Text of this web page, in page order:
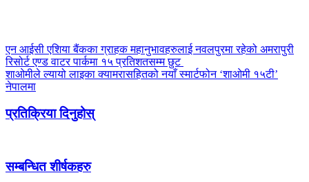
एन आईसी एशिया बैंकका ग्राहक महानुभावहरुलाई नवलपुरमा रहेको अमरापुरी
रिसोर्ट एण्ड वाटर पार्कमा १५ प्रतिशतसम्म छुट
शाओमीले ल्यायो लाइका क्यामरासहितको नयाँ स्मार्टफोन ‘शाओमी १५टी’
नेपालमा
प्रतिक्रिया दिनुहोस्
सम्बन्धित शीर्षकहरु